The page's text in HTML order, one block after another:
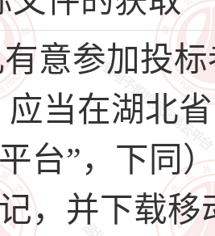
有意参加投
应当在湖北
台”，下同
，并下载